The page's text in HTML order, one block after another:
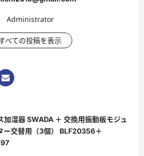
Administrator
べての投稿を表示
加湿器 SWADA ＋ 交換用振動板モジュ
ー交替用（3個） BLF20356＋